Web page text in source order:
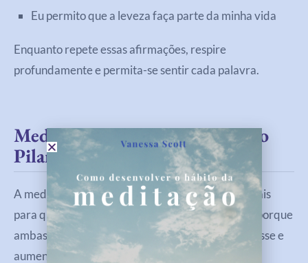
Eu permito que a leveza faça parte da minha vida
Enquanto repete essas afirmações, respire
profundamente e permita-se sentir cada palavra.
Meditação E Breathwork Como
Pilares De Transformação
A meditação e o breathwork são práticas essenciais
para quem deseja viver com mais equilíbrio. Isso porque
ambas ajudam a regular emoções, reduzir o estresse e
aumentar a clareza mental.